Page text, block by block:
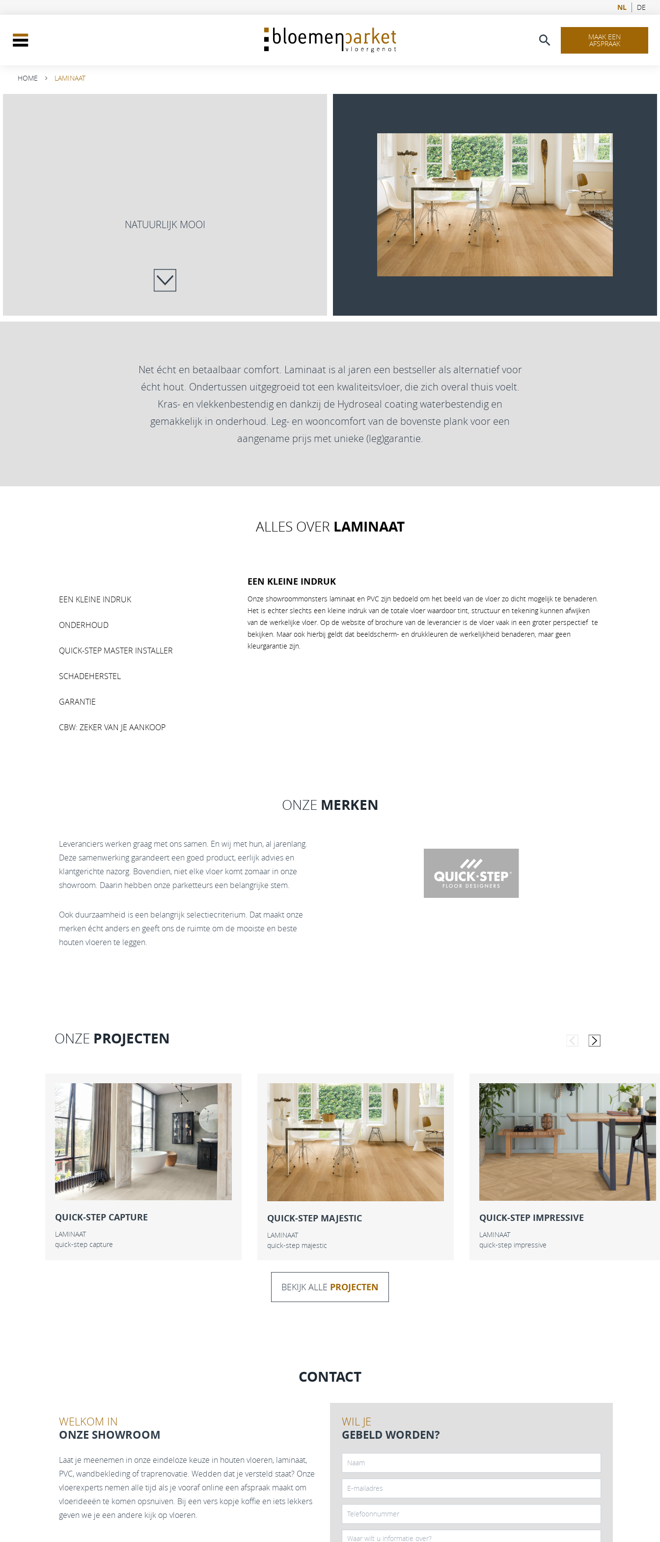
NL DE
MAAK EEN
AFSPRAAK
HOME LAMINAAT
NATUURLIJK MOOI
Net écht en betaalbaar comfort. Laminaat is al jaren een bestseller als alternatief voor
écht hout. Ondertussen uitgegroeid tot een kwaliteitsvloer, die zich overal thuis voelt.
Kras- en vlekkenbestendig en dankzij de Hydroseal coating waterbestendig en
gemakkelijk in onderhoud. Leg- en wooncomfort van de bovenste plank voor een
aangename prijs met unieke (leg)garantie.
ALLES OVER LAMINAAT
EEN KLEINE INDRUK
ONDERHOUD
QUICK-STEP MASTER INSTALLER
SCHADEHERSTEL
GARANTIE
CBW: ZEKER VAN JE AANKOOP
EEN KLEINE INDRUK
Onze showroommonsters laminaat en PVC zijn bedoeld om het beeld van de vloer zo dicht mogelijk te benaderen.
Het is echter slechts een kleine indruk van de totale vloer waardoor tint, structuur en tekening kunnen afwijken
van de werkelijke vloer. Op de website of brochure van de leverancier is de vloer vaak in een groter perspectief te
bekijken. Maar ook hierbij geldt dat beeldscherm- en drukkleuren de werkelijkheid benaderen, maar geen
kleurgarantie zijn.
ONZE MERKEN
Leveranciers werken graag met ons samen. En wij met hun, al jarenlang.
Deze samenwerking garandeert een goed product, eerlijk advies en
klantgerichte nazorg. Bovendien, niet elke vloer komt zomaar in onze
showroom. Daarin hebben onze parketteurs een belangrijke stem.
Ook duurzaamheid is een belangrijk selectiecriterium. Dat maakt onze
merken écht anders en geeft ons de ruimte om de mooiste en beste
houten vloeren te leggen.
ONZE PROJECTEN
QUICK-STEP CAPTURE
LAMINAAT
quick-step capture
QUICK-STEP MAJESTIC
LAMINAAT
quick-step majestic
QUICK-STEP IMPRESSIVE
LAMINAAT
quick-step impressive
BEKIJK ALLE PROJECTEN
CONTACT
WELKOM IN
ONZE SHOWROOM
Laat je meenemen in onze eindeloze keuze in houten vloeren, laminaat,
PVC, wandbekleding of traprenovatie. Wedden dat je versteld staat? Onze
vloerexperts nemen alle tijd als je vooraf online een afspraak maakt om
vloerideeën te komen opsnuiven. Bij een vers kopje koffie en iets lekkers
geven we je een andere kijk op vloeren.
WIL JE
GEBELD WORDEN?